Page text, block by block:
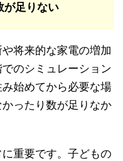
が足りない
将来的な家電の増加
のシミュレーション
始めてから必要な場
ったり数が足りなか
重要です。子どもの